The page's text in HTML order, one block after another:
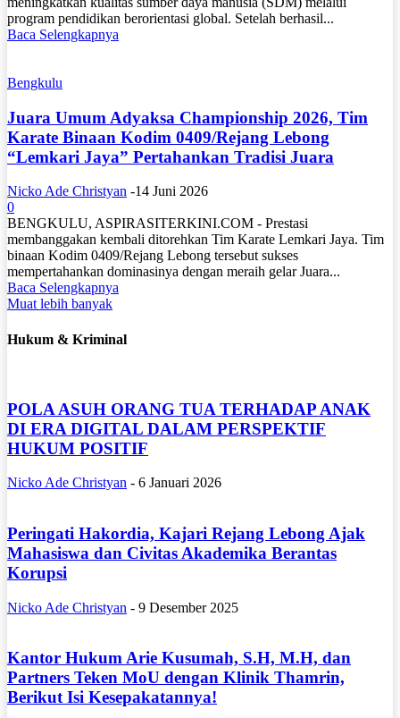
program pendidikan berorientasi global. Setelah berhasil...
Baca Selengkapnya
Bengkulu
Juara Umum Adyaksa Championship 2026, Tim
Karate Binaan Kodim 0409/Rejang Lebong
“Lemkari Jaya” Pertahankan Tradisi Juara
Nicko Ade Christyan -14 Juni 2026
0
BENGKULU, ASPIRASITERKINI.COM - Prestasi
membanggakan kembali ditorehkan Tim Karate Lemkari Jaya. Tim
binaan Kodim 0409/Rejang Lebong tersebut sukses
mempertahankan dominasinya dengan meraih gelar Juara...
Baca Selengkapnya
Muat lebih banyak
Hukum & Kriminal
POLA ASUH ORANG TUA TERHADAP ANAK
DI ERA DIGITAL DALAM PERSPEKTIF
HUKUM POSITIF
Nicko Ade Christyan - 6 Januari 2026
Peringati Hakordia, Kajari Rejang Lebong Ajak
Mahasiswa dan Civitas Akademika Berantas
Korupsi
Nicko Ade Christyan - 9 Desember 2025
Kantor Hukum Arie Kusumah, S.H, M.H, dan
Partners Teken MoU dengan Klinik Thamrin,
Berikut Isi Kesepakatannya!